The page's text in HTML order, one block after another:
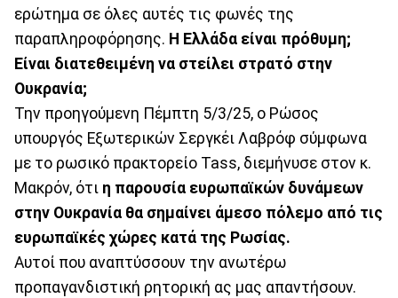
ερώτημα σε όλες αυτές τις φωνές της
παραπληροφόρησης. Η Ελλάδα είναι πρόθυμη;
Είναι διατεθειμένη να στείλει στρατό στην
Ουκρανία;
Την προηγούμενη Πέμπτη 5/3/25, ο Ρώσος
υπουργός Εξωτερικών Σεργκέι Λαβρόφ σύμφωνα
με το ρωσικό πρακτορείο Tass, διεμήνυσε στον κ.
Μακρόν, ότι η παρουσία ευρωπαϊκών δυνάμεων
στην Ουκρανία θα σημαίνει άμεσο πόλεμο από τις
ευρωπαϊκές χώρες κατά της Ρωσίας.
Αυτοί που αναπτύσσουν την ανωτέρω
προπαγανδιστική ρητορική ας μας απαντήσουν.